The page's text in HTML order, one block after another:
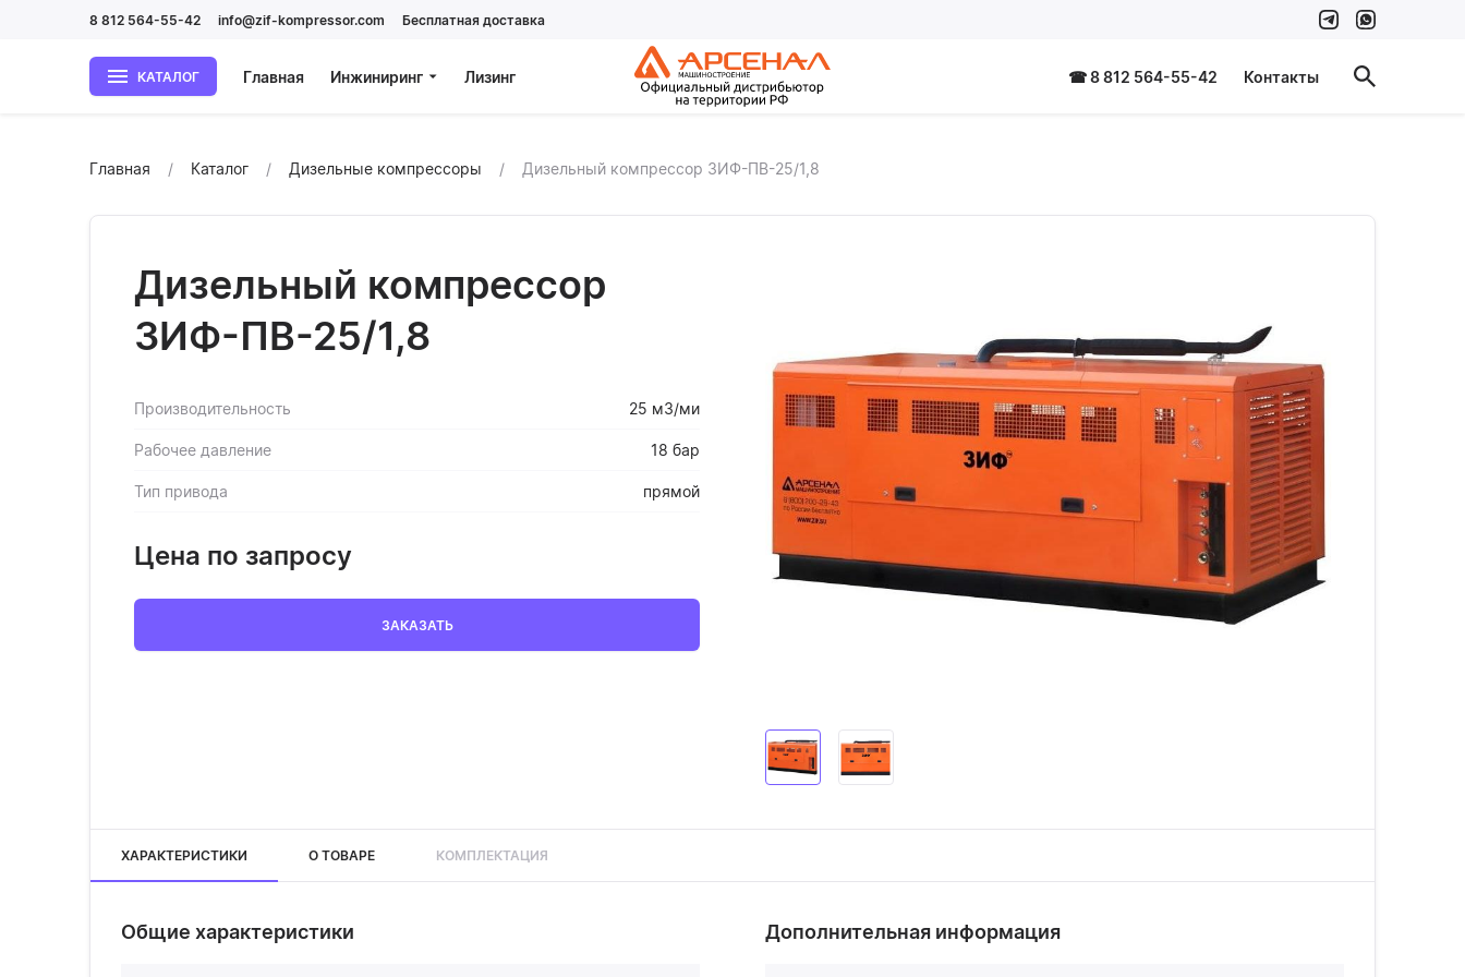
8 812 564-55-42 info@zif-kompressor.com Бесплатная доставка
КАТАЛОГ Главная Инжиниринг Лизинг ☎ 8 812 564-55-42 Контакты
Главная Каталог Дизельные компрессоры Дизельный компрессор ЗИФ-ПВ-25/1,8
Дизельный компрессор
ЗИФ-ПВ-25/1,8
Производительность 25 м3/ми
Рабочее давление 18 бар
Тип привода прямой
Цена по запросу
ЗАКАЗАТЬ
ХАРАКТЕРИСТИКИ О ТОВАРЕ КОМПЛЕКТАЦИЯ
Общие характеристики Дополнительная информация